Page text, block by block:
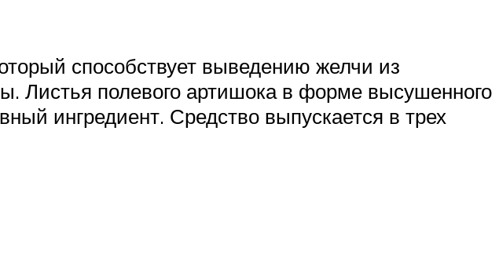
способствует выведению желчи из
Листья полевого артишока в форме высушенного
ингредиент. Средство выпускается в трех